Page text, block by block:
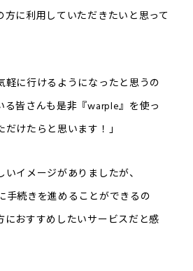
方に利用していただきたいと思って
軽に行けるようになったと思うの
る皆さんも是非『warple』を使っ
けたらと思います！」
イメージがありましたが、
手続きを進めることができるの
におすすめしたいサービスだと感